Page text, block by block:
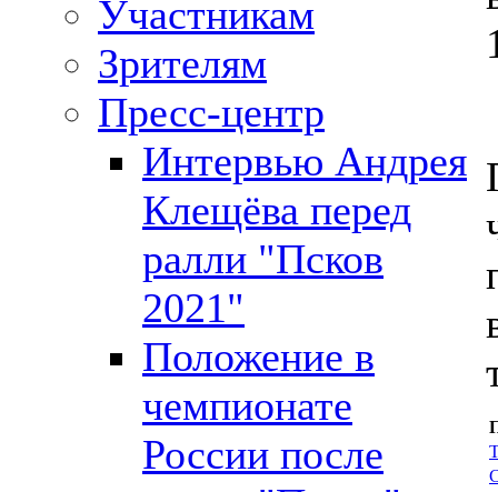
Участникам
Зрителям
Пресс-центр
Интервью Андрея
Клещёва перед
ралли "Псков
2021"
Положение в
чемпионате
России после